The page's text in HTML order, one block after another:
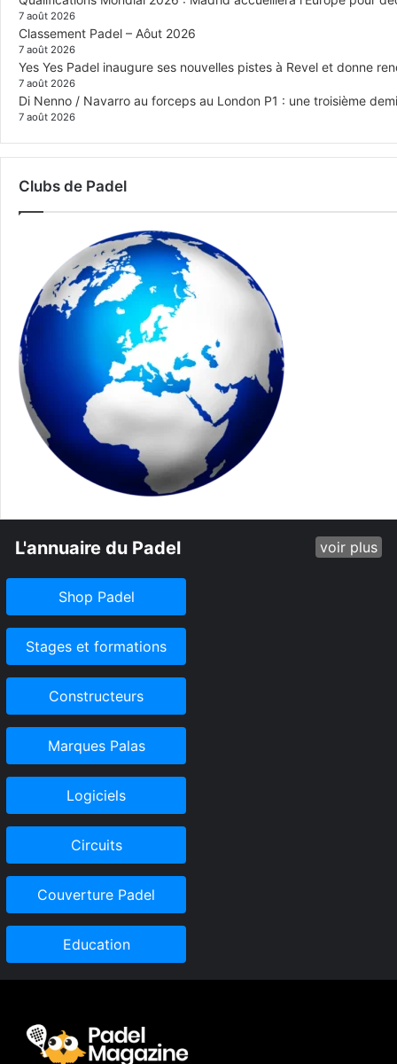
7 août 2026
Classement Padel – Aôut 2026
7 août 2026
Yes Yes Padel inaugure ses nouvelles pistes à Revel et donne
7 août 2026
Di Nenno / Navarro au forceps au London P1 : une troisième
7 août 2026
Clubs de Padel
L'annuaire du Padel voir plus
Shop Padel
Stages et formations
Constructeurs
Marques Palas
Logiciels
Circuits
Couverture Padel
Education